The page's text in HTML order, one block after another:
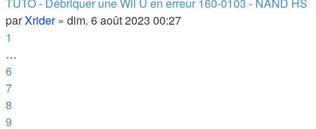
parXrider» dim. 6 août 2023 00:27
1
…
6
7
8
9